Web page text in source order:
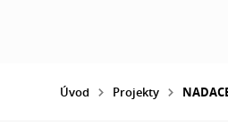
Úvod Projekty